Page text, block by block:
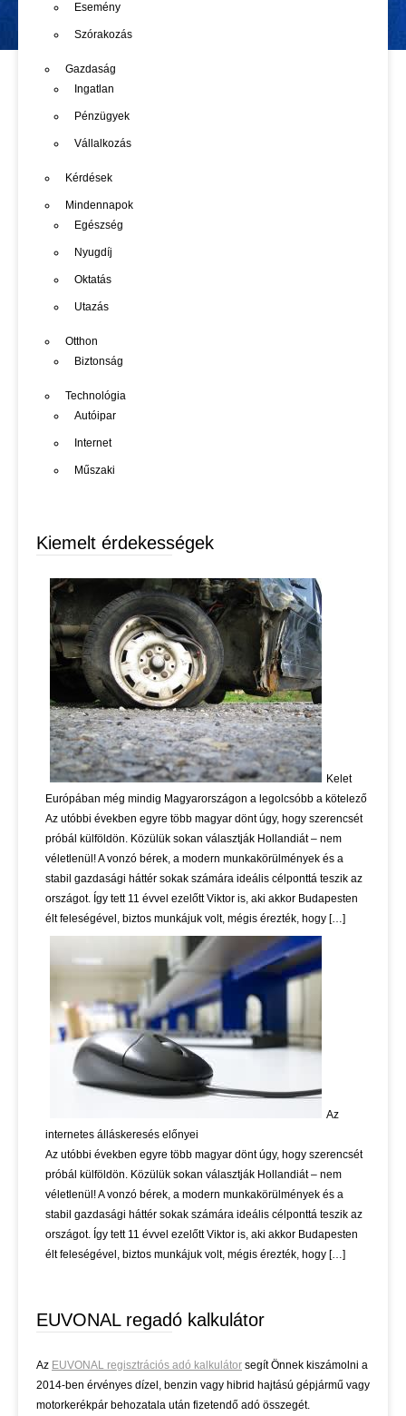
Esemény
Szórakozás
Gazdaság
Ingatlan
Pénzügyek
Vállalkozás
Kérdések
Mindennapok
Egészség
Nyugdíj
Oktatás
Utazás
Otthon
Biztonság
Technológia
Autóipar
Internet
Műszaki
Kiemelt érdekességek
Kelet
Európában még mindig Magyarországon a legolcsóbb a kötelező
Az utóbbi években egyre több magyar dönt úgy, hogy szerencsét
próbál külföldön. Közülük sokan választják Hollandiát – nem
véletlenül! A vonzó bérek, a modern munkakörülmények és a
stabil gazdasági háttér sokak számára ideális célponttá teszik az
országot. Így tett 11 évvel ezelőtt Viktor is, aki akkor Budapesten
élt feleségével, biztos munkájuk volt, mégis érezték, hogy […]
Az
internetes álláskeresés előnyei
Az utóbbi években egyre több magyar dönt úgy, hogy szerencsét
próbál külföldön. Közülük sokan választják Hollandiát – nem
véletlenül! A vonzó bérek, a modern munkakörülmények és a
stabil gazdasági háttér sokak számára ideális célponttá teszik az
országot. Így tett 11 évvel ezelőtt Viktor is, aki akkor Budapesten
élt feleségével, biztos munkájuk volt, mégis érezték, hogy […]
EUVONAL regadó kalkulátor
Az EUVONAL regisztrációs adó kalkulátor segít Önnek kiszámolni a
2014-ben érvényes dízel, benzin vagy hibrid hajtású gépjármű vagy
motorkerékpár behozatala után fizetendő adó összegét.